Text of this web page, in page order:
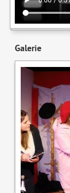
Galerie